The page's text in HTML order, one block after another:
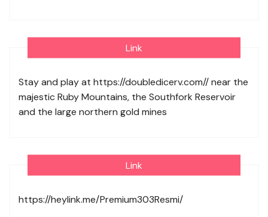
Link
Stay and play at https://doubledicerv.com//near the
majestic Ruby Mountains, the Southfork Reservoir
and the large northern gold mines
Link
https://heylink.me/Premium303Resmi/